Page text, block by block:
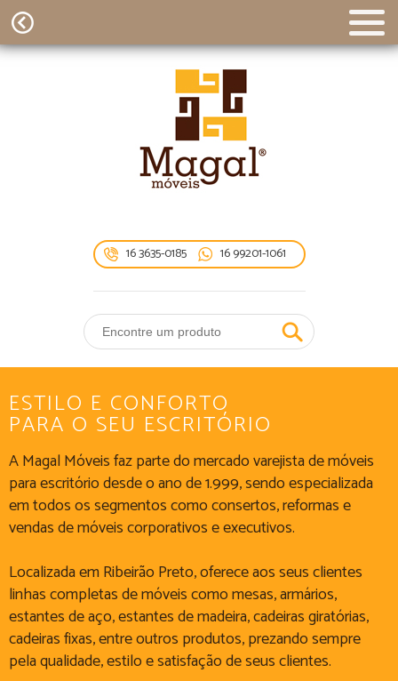
16 3635-0185 16 99201-1061
ESTILO E CONFORTO
PARA O SEU ESCRITÓRIO
A Magal Móveis faz parte do mercado varejista de móveis
para escritório desde o ano de 1.999, sendo especializada
em todos os segmentos como consertos, reformas e
vendas de móveis corporativos e executivos.
Localizada em Ribeirão Preto, oferece aos seus clientes
linhas completas de móveis como mesas, armários,
estantes de aço, estantes de madeira, cadeiras giratórias,
cadeiras fixas, entre outros produtos, prezando sempre
pela qualidade, estilo e satisfação de seus clientes.